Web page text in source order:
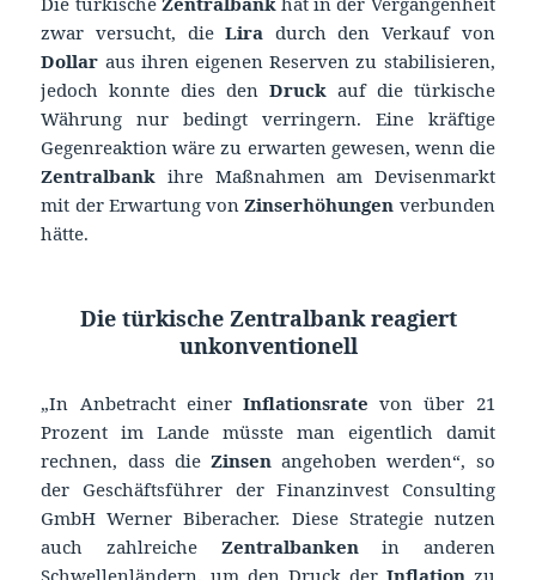
zwar versucht, dieLira durch den Verkauf von
Dollar aus ihren eigenen Reserven zu stabilisieren,
jedoch konnte dies den Druck auf die türkische
Währung nur bedingt verringern. Eine kräftige
Gegenreaktion wäre zu erwarten gewesen, wenn die
Zentralbank ihre Maßnahmen am Devisenmarkt
mit der Erwartung von Zinserhöhungen verbunden
hätte.
Die türkische Zentralbank reagiert
unkonventionell
„In Anbetracht einer Inflationsrate von über 21
Prozent im Lande müsste man eigentlich damit
rechnen, dass die Zinsen angehoben werden“, so
der Geschäftsführer der Finanzinvest Consulting
GmbH Werner Biberacher. Diese Strategie nutzen
auch zahlreiche Zentralbanken in anderen
Schwellenländern, um den Druck der Inflation zu